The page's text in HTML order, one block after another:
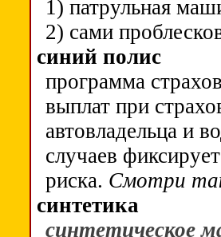
1) патрульная
2) сами
синий полис
программа
выплат при
автовладельца и
случаев
риска. Смотри
синтетика
синтетическое